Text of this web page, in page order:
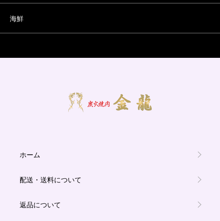
海鮮
ホーム
配送・送料について
返品について